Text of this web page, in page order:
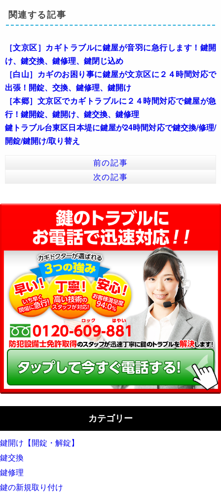
関連する記事
［文京区］カギトラブルに鍵屋が音羽に急行します！鍵開
け、鍵交換、鍵修理、鍵閉じ込め
［白山］カギのお困り事に鍵屋が文京区に２４時間対応で
出張！開錠、交換、鍵修理、鍵開け
［本郷］文京区でカギトラブルに２４時間対応で鍵屋が急
行！鍵開錠、鍵開け、鍵交換、鍵修理
鍵トラブル台東区日本堤に鍵屋が24時間対応で鍵交換/修理/
開錠/鍵開け/取り替え
前の記事
次の記事
カテゴリー
鍵開け【開錠・解錠】
鍵交換
鍵修理
鍵の新規取り付け